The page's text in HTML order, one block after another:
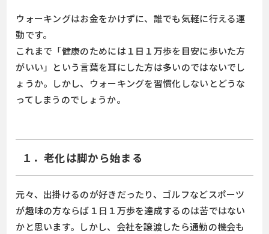
ウォーキングはお金をかけずに、誰でも気軽に行える運
動です。
これまで「健康のためには１日１万歩を目安に歩いた方
がいい」という言葉を耳にした方は多いのではないでし
ょうか。しかし、ウォーキングを習慣化しないとどうな
ってしまうのでしょうか。
１．老化は脚から始まる
元々、出掛けるのが好きだったり、ゴルフなどスポーツ
が趣味の方ならば１日１万歩を達成するのは苦ではない
かと思います。しかし、会社を譲渡したら通勤の機会も